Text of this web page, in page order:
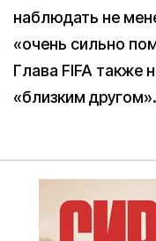
наблюдать не
«очень сильно
Глава FIFA также
«близким другом».